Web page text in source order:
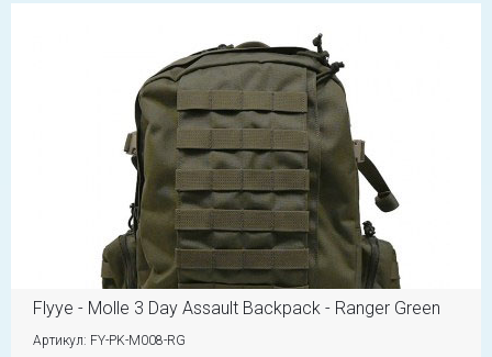
Flyye - Molle 3 Day Assault Backpack - Ranger Green
Артикул: FY-PK-M008-RG